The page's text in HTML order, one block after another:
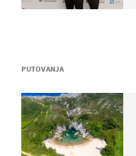
PUTOVANJA